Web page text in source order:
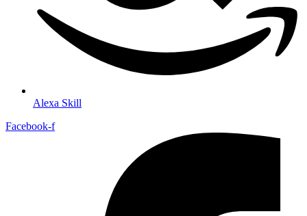
Alexa Skill
Facebook-f